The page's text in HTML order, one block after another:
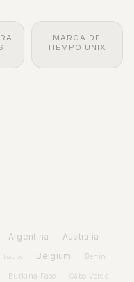
MARCA DE
TIEMPO UNIX
Argentina Australia
Belgium Benin
Burkina Faso Cabo Verde